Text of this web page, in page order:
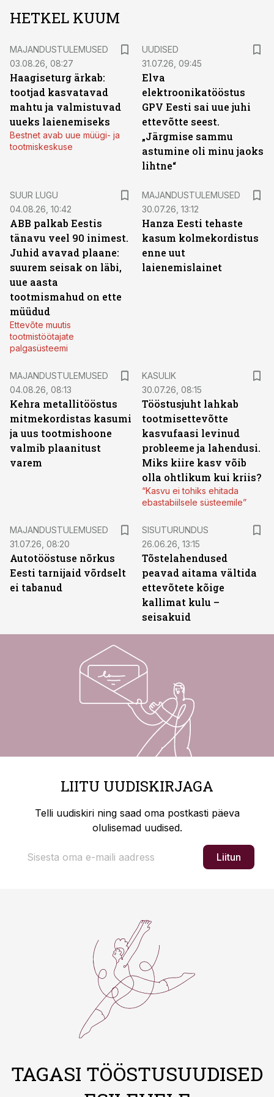
HETKEL KUUM
MAJANDUSTULEMUSED
03.08.26, 08:27
Haagiseturg ärkab:
tootjad kasvatavad
mahtu ja valmistuvad
uueks laienemiseks
Bestnet avab uue müügi- ja
tootmiskeskuse
UUDISED
31.07.26, 09:45
Elva
elektroonikatööstus
GPV Eesti sai uue juhi
ettevõtte seest.
„Järgmise sammu
astumine oli minu jaoks
lihtne“
SUUR LUGU
04.08.26, 10:42
ABB palkab Eestis
tänavu veel 90 inimest.
Juhid avavad plaane:
suurem seisak on läbi,
uue aasta
tootmismahud on ette
müüdud
Ettevõte muutis
tootmistöötajate
palgasüsteemi
MAJANDUSTULEMUSED
30.07.26, 13:12
Hanza Eesti tehaste
kasum kolmekordistus
enne uut
laienemislainet
MAJANDUSTULEMUSED
04.08.26, 08:13
Kehra metallitööstus
mitmekordistas kasumi
ja uus tootmishoone
valmib plaanitust
varem
KASULIK
30.07.26, 08:15
Tööstusjuht lahkab
tootmisettevõtte
kasvufaasi levinud
probleeme ja lahendusi.
Miks kiire kasv võib
olla ohtlikum kui kriis?
“Kasvu ei tohiks ehitada
ebastabiilsele süsteemile”
MAJANDUSTULEMUSED
31.07.26, 08:20
Autotööstuse nõrkus
Eesti tarnijaid võrdselt
ei tabanud
SISUTURUNDUS
26.06.26, 13:15
Tõstelahendused
peavad aitama vältida
ettevõtete kõige
kallimat kulu –
seisakuid
LIITU UUDISKIRJAGA
Telli uudiskiri ning saad oma postkasti päeva
olulisemad uudised.
Liitun
TAGASI TÖÖSTUSUUDISED